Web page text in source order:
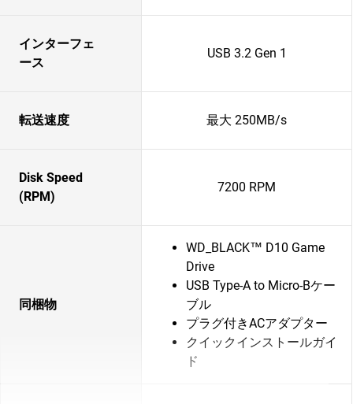
インターフェ
ース
USB 3.2 Gen 1
転送速度 最大 250MB/s
Disk Speed
(RPM)
7200 RPM
同梱物
WD_BLACK™ D10 Game
Drive
USB Type-A to Micro-Bケー
ブル
プラグ付きACアダプター
クイックインストールガイ
ド